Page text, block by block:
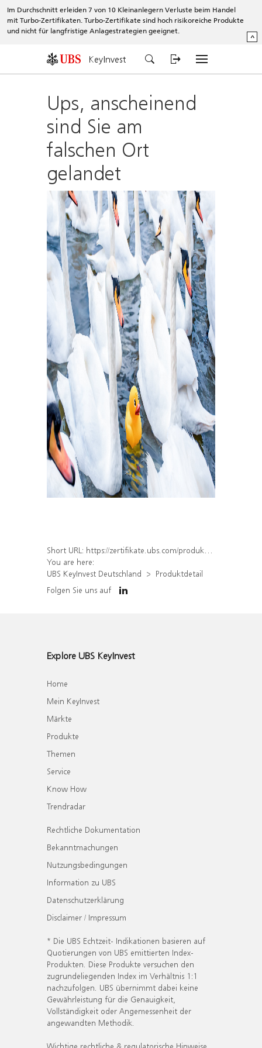
Im Durchschnitt erleiden 7 von 10 Kleinanlegern Verluste beim Handel
mit Turbo-Zertifikaten. Turbo-Zertifikate sind hoch risikoreiche Produkte
und nicht für langfristige Anlagestrategien geeignet.
^
KeyInvest
Ups, anscheinend
sind Sie am
falschen Ort
gelandet
Short URL: https://zertifikate.ubs.com/produkt/detail/index/isin/DE000WA3N4N5
You are here:
UBS KeyInvest Deutschland
Produktdetail
Folgen Sie uns auf
Explore UBS KeyInvest
Home
Mein KeyInvest
Märkte
Produkte
Themen
Service
Know How
Trendradar
Rechtliche Dokumentation
Bekanntmachungen
Nutzungsbedingungen
Information zu UBS
Datenschutzerklärung
Disclaimer / Impressum
* Die UBS Echtzeit- Indikationen basieren auf
Quotierungen von UBS emittierten Index-
Produkten. Diese Produkte versuchen den
zugrundeliegenden Index im Verhältnis 1:1
nachzufolgen. UBS übernimmt dabei keine
Gewährleistung für die Genauigkeit,
Vollständigkeit oder Angemessenheit der
angewandten Methodik.